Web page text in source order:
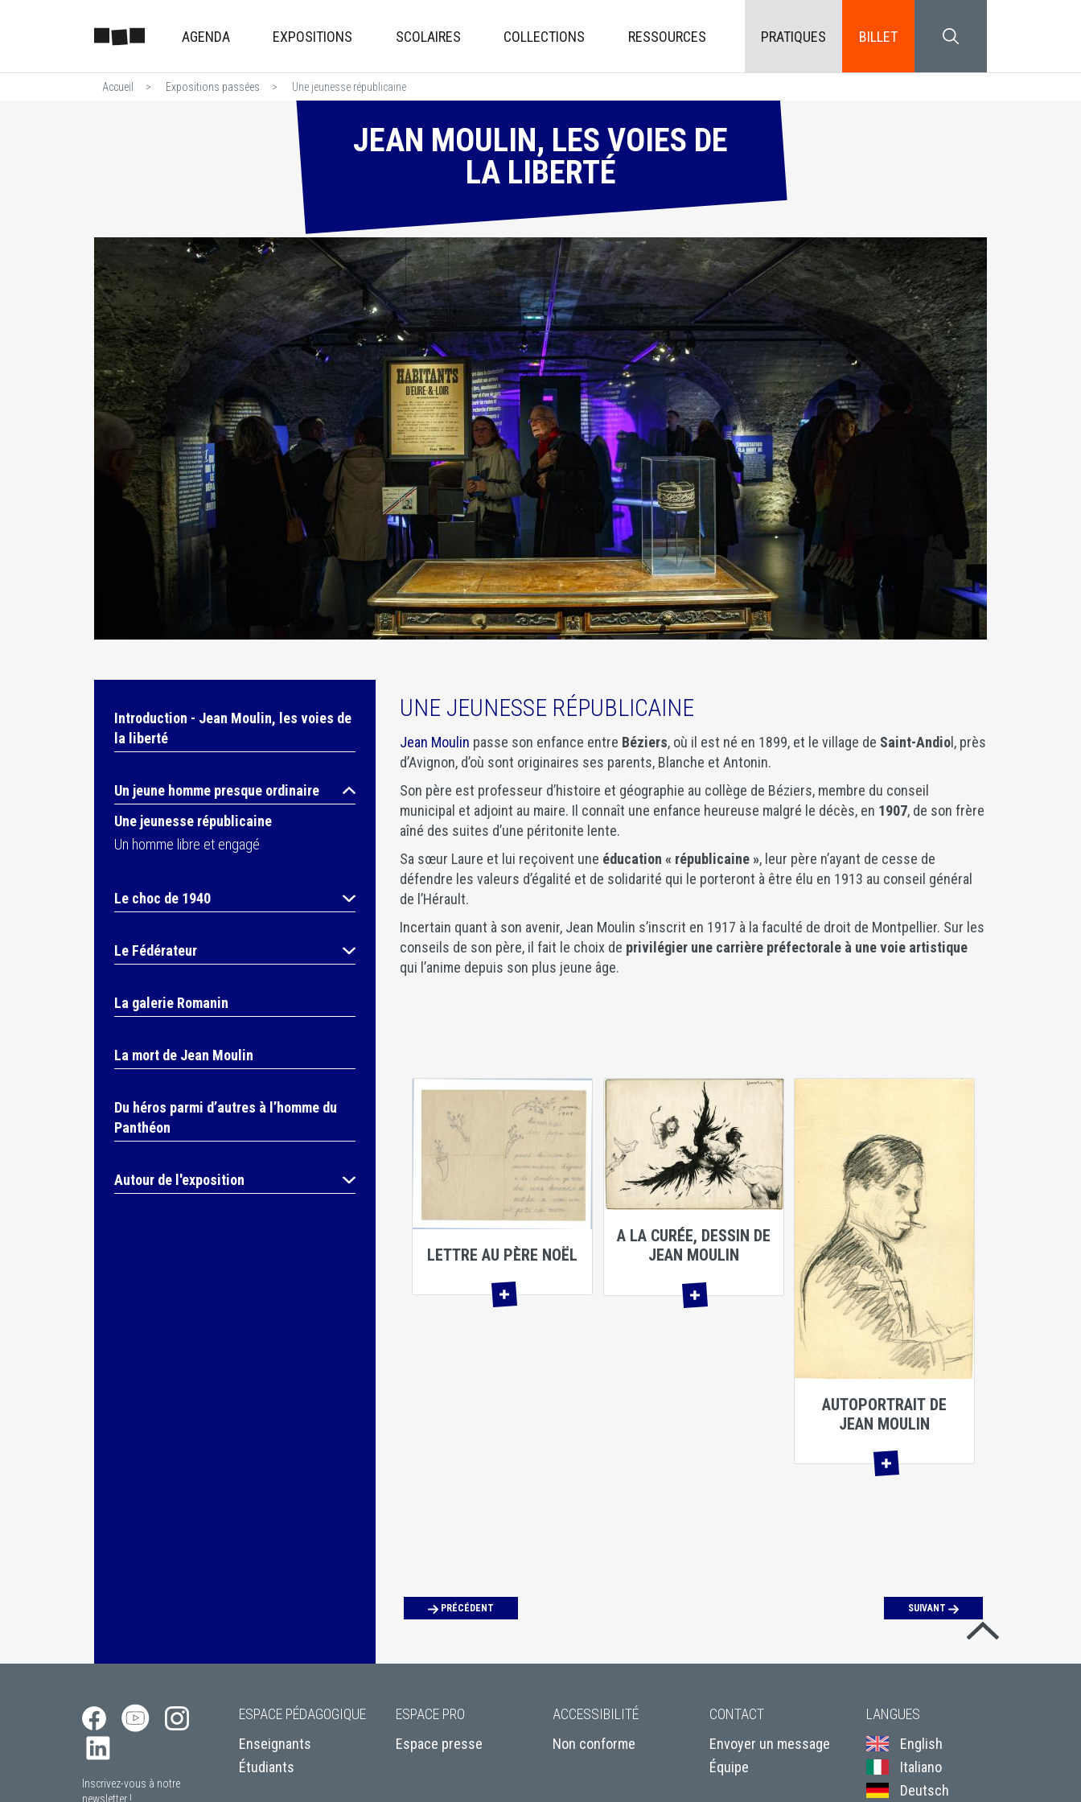
au
AGENDA EXPOSITIONS SCOLAIRES COLLECTIONS RESSOURCES PRATIQUES BILLET SEARCH BLOCK
Accueil Expositions passées Une jeunesse républicaine
JEAN MOULIN, LES VOIES DE
LA LIBERTÉ
Introduction - Jean Moulin, les voies de
la liberté
Un jeune homme presque ordinaire
Une jeunesse républicaine
Un homme libre et engagé
Le choc de 1940
Le Fédérateur
La galerie Romanin
La mort de Jean Moulin
Du héros parmi d’autres à l’homme du
Panthéon
Autour de l'exposition
UNE JEUNESSE RÉPUBLICAINE
Jean Moulin passe son enfance entre Béziers, où il est né en 1899, et le village de Saint-Andio l, près
d’Avignon, d’où sont originaires ses parents, Blanche et Antonin.
Son père est professeur d’histoire et géographie au collège de Béziers, membre du conseil
municipal et adjoint au maire. Il connaît une enfance heureuse malgré le décès, en 1907, de son frère
aîné des suites d’une péritonite lente.
Sa sœur Laure et lui reçoivent une éducation « républicaine », leur père n’ayant de cesse de
défendre les valeurs d’égalité et de solidarité qui le porteront à être élu en 1913 au conseil général
de l’Hérault.
Incertain quant à son avenir, Jean Moulin s’inscrit en 1917 à la faculté de droit de Montpellier. Sur les
conseils de son père, il fait le choix de privilégier une carrière préfectorale à une voie artistique
qui l’anime depuis son plus jeune âge.
LETTRE AU PÈRE NOËL
A LA CURÉE, DESSIN DE
JEAN MOULIN
AUTOPORTRAIT DE
JEAN MOULIN
PRÉCÉDENT SUIVANT
Inscrivez-vous à notre
newsletter !
ESPACE PÉDAGOGIQUE
Enseignants
Étudiants
ESPACE PRO
Espace presse
ACCESSIBILITÉ
Non conforme
CONTACT
Envoyer un message
Équipe
LANGUES
English
Italiano
Deutsch